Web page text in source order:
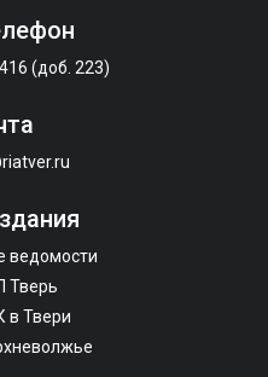
(доб. 223)
ведомости
Тверь
в Твери